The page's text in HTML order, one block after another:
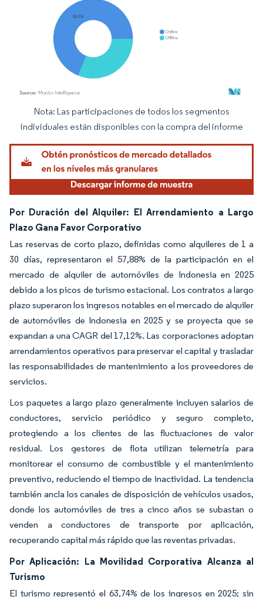
Imagen © Mordor Intelligence. El uso requiere atribución según CC BY 4.0.
Nota: Las participaciones de todos los segmentos
individuales están disponibles con la compra del informe
Por Duración del Alquiler: El Arrendamiento a Largo
Plazo Gana Favor Corporativo
Las reservas de corto plazo, definidas como alquileres de 1 a
30 días, representaron el 57,88% de la participación en el
mercado de alquiler de automóviles de Indonesia en 2025
debido a los picos de turismo estacional. Los contratos a largo
plazo superaron los ingresos notables en el mercado de alquiler
de automóviles de Indonesia en 2025 y se proyecta que se
expandan a una CAGR del 17,12%. Las corporaciones adoptan
arrendamientos operativos para preservar el capital y trasladar
las responsabilidades de mantenimiento a los proveedores de
servicios.
Los paquetes a largo plazo generalmente incluyen salarios de
conductores, servicio periódico y seguro completo,
protegiendo a los clientes de las fluctuaciones de valor
residual. Los gestores de flota utilizan telemetría para
monitorear el consumo de combustible y el mantenimiento
preventivo, reduciendo el tiempo de inactividad. La tendencia
también ancla los canales de disposición de vehículos usados,
donde los automóviles de tres a cinco años se subastan o
venden a conductores de transporte por aplicación,
recuperando capital más rápido que las reventas privadas.
Por Aplicación: La Movilidad Corporativa Alcanza al
Turismo
El turismo representó el 63,74% de los ingresos en 2025; sin